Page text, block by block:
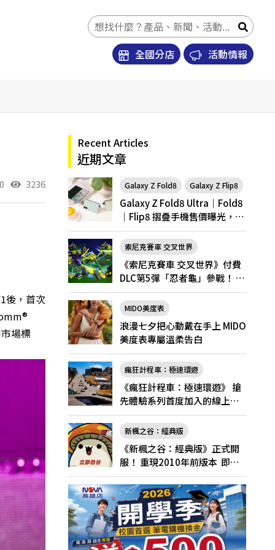
活動情報
全國分店
3236
後，首次
場標
Recent Articles
近期文章
Galaxy Z Fold8 Galaxy Z Flip8
Galaxy Z Fold8 Ultra｜Fold8
｜Flip8 摺疊手機售價曝光，開
放預購
索尼克賽車 交叉世界
《索尼克賽車 交叉世界》付費
DLC第5彈「忍者龜」參戰！ 7
月31日（五）起將舉辦「忍者
龜祭典」
MIDO美度表
浪漫七夕把心動戴在手上 MIDO
美度表專屬溫柔告白
瘋狂計程車：極速環遊
《瘋狂計程車：極速環遊》 搶
先體驗系列首度加入的線上多
人遊玩！
新楓之谷：經典版
《新楓之谷：經典版》正式開
服！ 重現2010年前版本 即日
起登入領好禮